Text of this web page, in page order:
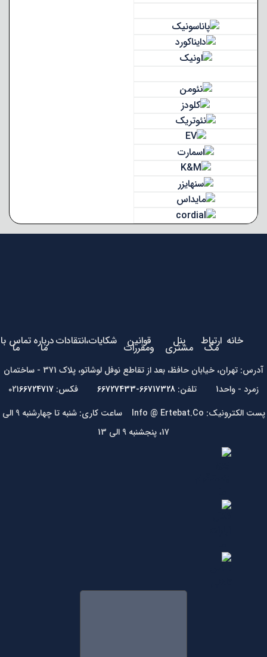
خانه ارتباط
مگ پنل
مشتری قوانین
ومقررات شکایات،انتقاداتدرباره
ما تماس با
ما
آدرس: تهران، خیابان حافظ، بعد از تقاطع نوفل لوشاتو، پلاک 371 - ساختمان
زمرد - واحد1 تلفن:
66717328-66727433 فکس: 021 66724717
پست الکترونیک: Info @ Ertebat.Co ساعت کاری: شنبه تا چهارشنبه 9 الی
17، پنجشنبه 9 الی 13